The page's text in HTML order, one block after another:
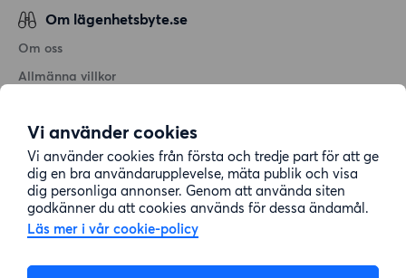
Vi använder cookies
Vi använder cookies från första och tredje part för att ge
dig en bra användarupplevelse, mäta publik och visa
dig personliga annonser. Genom att använda siten
godkänner du att cookies används för dessa ändamål.
Läs mer i vår cookie-policy
Om lägenhetsbyte.se
Om oss
Allmänna villkor
Cookiepolicy
Sitemap
Kundtjänst